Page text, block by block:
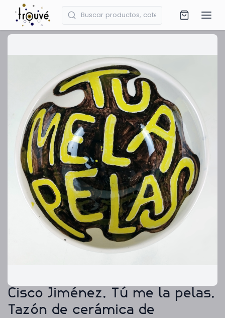
Cisco Jiménez. Tú me la pelas.
Tazón de cerámica de